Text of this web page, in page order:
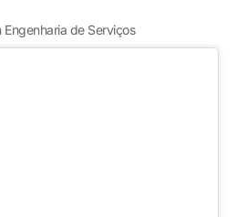
Engenharia de Serviços